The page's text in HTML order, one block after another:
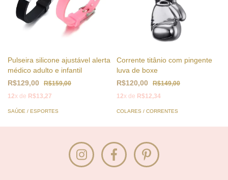
Pulseira silicone ajustável alerta
médico adulto e infantil
R$129,00
R$159,00
12x de R$13,27
SAÚDE / ESPORTES
Corrente titânio com pingente
luva de boxe
R$120,00
R$149,00
12x de R$12,34
COLARES / CORRENTES